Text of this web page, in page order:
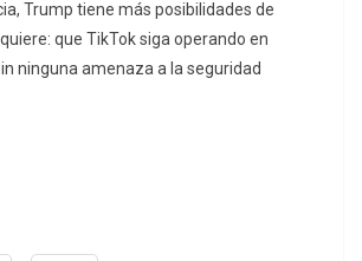
Trump tiene más posibilidades de
que TikTok siga operando en
ninguna amenaza a la seguridad